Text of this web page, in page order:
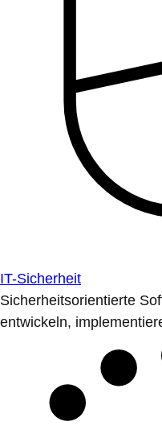
IT-Sicherheit
Sicherheitsorientierte
entwickeln,